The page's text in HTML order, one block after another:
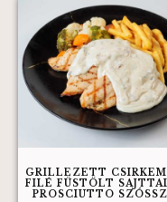
GRILLEZETT
FILÉ FÜSTÖLT
PROSCIUTTO